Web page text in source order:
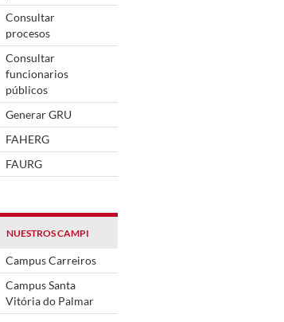
Consultar
procesos
Consultar
funcionarios
públicos
Generar GRU
FAHERG
FAURG
NUESTROS CAMPI
Campus Carreiros
Campus Santa
Vitória do Palmar